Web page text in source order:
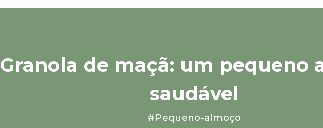
Granola de maçã: um pequeno
saudável
#Pequeno-almoço